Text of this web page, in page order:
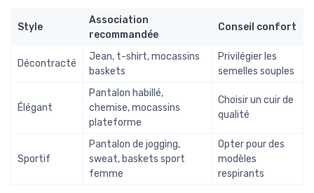
Style
Association
recommandée
Conseil confort
Décontracté
Jean, t-shirt, mocassins
baskets
Privilégier les
semelles souples
Élégant
Pantalon habillé,
chemise, mocassins
plateforme
Choisir un cuir de
qualité
Sportif
Pantalon de jogging,
sweat, baskets sport
femme
Opter pour des
modèles
respirants